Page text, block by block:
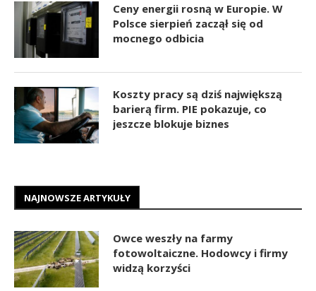
Ceny energii rosną w Europie. W
Polsce sierpień zaczął się od
mocnego odbicia
Koszty pracy są dziś największą
barierą firm. PIE pokazuje, co
jeszcze blokuje biznes
NAJNOWSZE ARTYKUŁY
Owce weszły na farmy
fotowoltaiczne. Hodowcy i firmy
widzą korzyści